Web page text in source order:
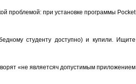
проблемой: при установке программы Pocket
студенту доступно) и купили. Ищите
«не являетсяч допустимым приложением